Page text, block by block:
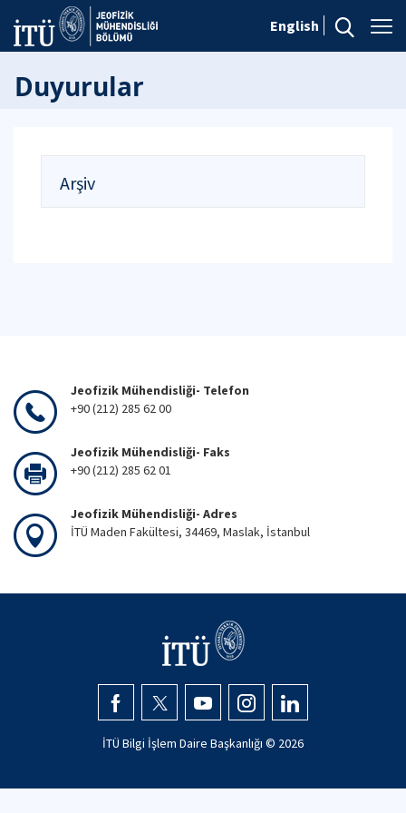
English
Duyurular
Arşiv
Jeofizik Mühendisliği- Telefon
+90 (212) 285 62 00
Jeofizik Mühendisliği- Faks
+90 (212) 285 62 01
Jeofizik Mühendisliği- Adres
İTÜ Maden Fakültesi, 34469, Maslak, İstanbul
İTÜ Bilgi İşlem Daire Başkanlığı © 2026